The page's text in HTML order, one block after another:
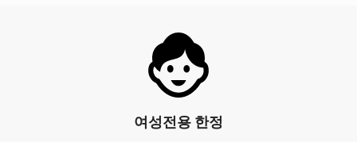
여성전용 한정